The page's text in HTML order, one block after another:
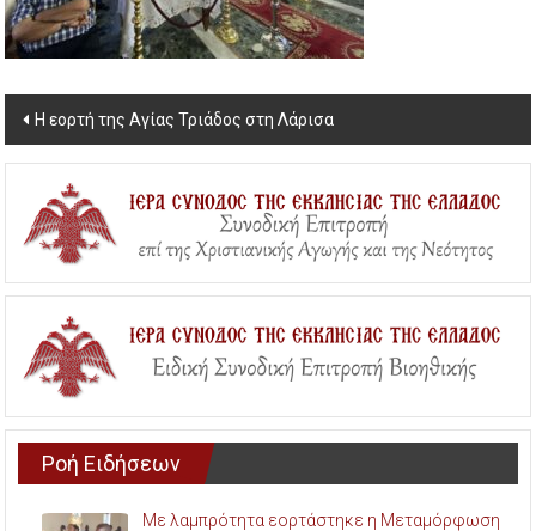
Post
navigation
Η εορτή της Αγίας Τριάδος στη Λάρισα
Ροή Ειδήσεων
Με λαμπρότητα εορτάστηκε η Μεταμόρφωση